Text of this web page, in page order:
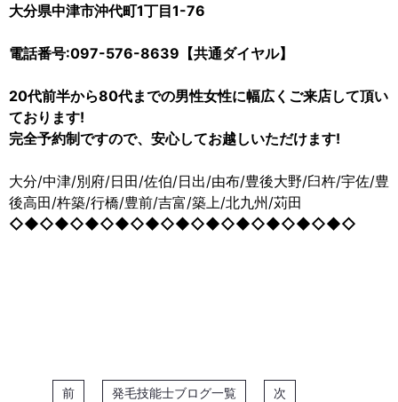
大分県中津市沖代町1丁目1-76
電話番号:097-576-8639【共通ダイヤル】
20代前半から80代までの男性女性に幅広くご来店して頂い
ております!
完全予約制ですので、安心してお越しいただけます!
大分/中津/別府/日田/佐伯/日出/由布/豊後大野/臼杵/宇佐/豊
後高田/杵築/行橋/豊前/吉富/築上/北九州/苅田
◇◆◇◆◇◆◇◆◇◆◇◆◇◆◇◆◇◆◇◆◇◆◇
前 発毛技能士ブログ一覧 次